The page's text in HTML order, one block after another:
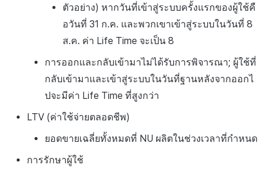
ตัวอย่าง) หากวันที่เข้าสู่ระบบครั้งแรกของผู้ใช้คื
อวันที่ 31 ก.ค. และพวกเขาเข้าสู่ระบบในวันที่ 8
ส.ค. ค่า Life Time จะเป็น 8
การออกและกลับเข้ามาไม่ได้รับการพิจารณา; ผู้ใช้ที่
กลับเข้ามาและเข้าสู่ระบบในวันที่ฐานหลังจากออกไ
ปจะมีค่า Life Time ที่สูงกว่า
LTV (ค่าใช้จ่ายตลอดชีพ)
ยอดขายเฉลี่ยทั้งหมดที่ NU ผลิตในช่วงเวลาที่กำหนด
การรักษาผู้ใช้